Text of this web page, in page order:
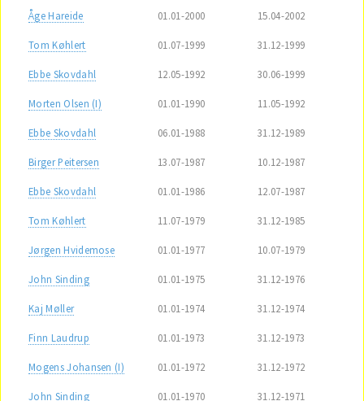
Åge Hareide 01.01-2000 15.04-2002
Tom Køhlert 01.07-1999 31.12-1999
Ebbe Skovdahl 12.05-1992 30.06-1999
Morten Olsen (I) 01.01-1990 11.05-1992
Ebbe Skovdahl 06.01-1988 31.12-1989
Birger Peitersen 13.07-1987 10.12-1987
Ebbe Skovdahl 01.01-1986 12.07-1987
Tom Køhlert 11.07-1979 31.12-1985
Jørgen Hvidemose 01.01-1977 10.07-1979
John Sinding 01.01-1975 31.12-1976
Kaj Møller 01.01-1974 31.12-1974
Finn Laudrup 01.01-1973 31.12-1973
Mogens Johansen (I) 01.01-1972 31.12-1972
John Sinding 01.01-1970 31.12-1971